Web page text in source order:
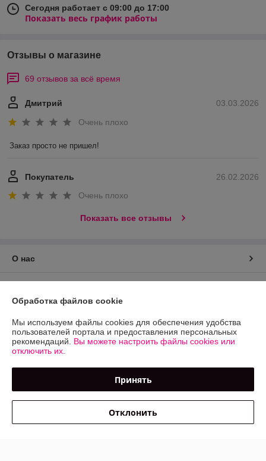
Сегодня работает с 09:00 до 17:00
Показать весь график работы
Отзывы о магазине
69 отзывов за всё время
03.03.2026
Дмитрий
Очень плохо
Заказ просто не пришел!
26.02.2026
Покупатель
Очень плохо
Показать все отзывы
О нас
График работы
Полная версия сайта
Политика обработки cookies
Сайт создан на платформе Deal.by
Обработка файлов cookie
Мы используем файлы cookies для обеспечения удобства
пользователей портала и предоставления персональных
рекомендаций. Вы можете настроить файлы cookies или
отключить их.
Принять
Отклонить